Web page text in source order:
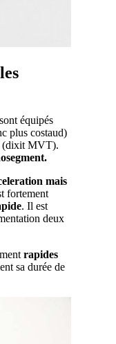
équipés
plus costaud)
(dixit MVT).
mais
fortement
. Il est
deux
rapides
sa durée de